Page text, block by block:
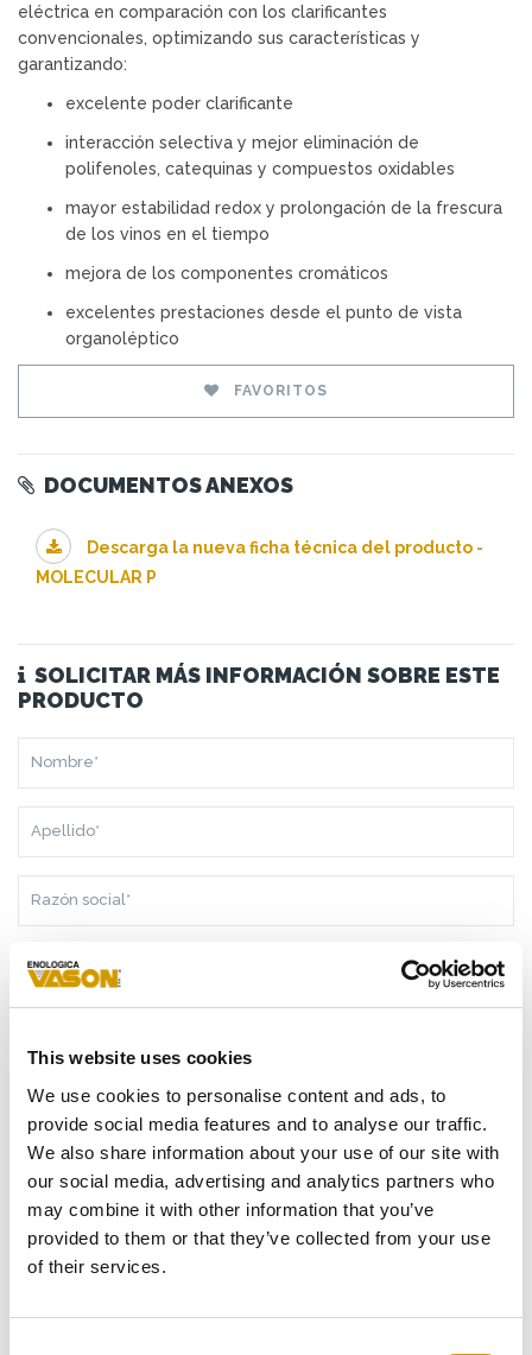
This website uses cookies
We use cookies to personalise content and ads, to
provide social media features and to analyse our traffic.
We also share information about your use of our site with
our social media, advertising and analytics partners who
may combine it with other information that you’ve
provided to them or that they’ve collected from your use
of their services.
eléctrica en comparación con los clarificantes
convencionales, optimizando sus características y
garantizando:
excelente poder clarificante
interacción selectiva y mejor eliminación de
polifenoles, catequinas y compuestos oxidables
mayor estabilidad redox y prolongación de la frescura
de los vinos en el tiempo
mejora de los componentes cromáticos
excelentes prestaciones desde el punto de vista
organoléptico
FAVORITOS
DOCUMENTOS ANEXOS
Descarga la nueva ficha técnica del producto -
MOLECULAR P
SOLICITAR MÁS INFORMACIÓN SOBRE ESTE
PRODUCTO
SOCIAL*
CORREO
ELECTRÓNICO*
MENSAJE*